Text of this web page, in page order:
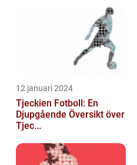
12 januari 2024
Tjeckien Fotboll: En
Djupgående Översikt över
Tjec...